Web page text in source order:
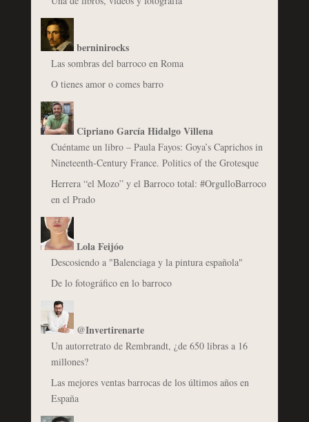
berninirocks
Las sombras del barroco en Roma
O tienes amor o comes barro
Cipriano García Hidalgo Villena
Cuéntame un libro – Paula Fayos: Goya’s Caprichos in
Nineteenth-Century France. Politics of the Grotesque
Herrera “el Mozo” y el Barroco total: #OrgulloBarroco
en el Prado
Lola Feijóo
Descosiendo a "Balenciaga y la pintura española"
De lo fotográfico en lo barroco
@Invertirenarte
Un autorretrato de Rembrandt, ¿de 650 libras a 16
millones?
Las mejores ventas barrocas de los últimos años en
España